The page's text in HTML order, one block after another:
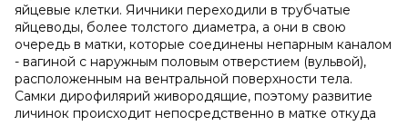
яйцевые клетки. Яичники переходили в трубчатые
яйцеводы, более толстого диаметра, а они в свою
очередь в матки, которые соединены непарным каналом
- вагиной с наружным половым отверстием (вульвой),
расположенным на вентральной поверхности тела.
Самки дирофилярий живородящие, поэтому развитие
личинок происходит непосредственно в матке откуда